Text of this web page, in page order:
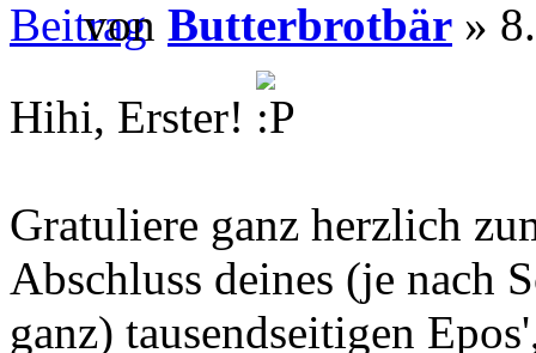
von Butterbrotbär »
Hihi, Erster!
Gratuliere ganz herzlich
Abschluss deines (je nach
ganz) tausendseitigen